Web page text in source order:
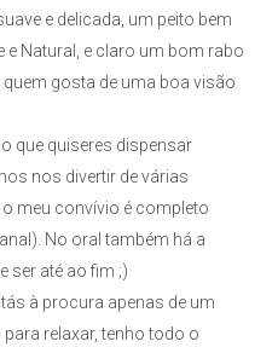
e delicada, um peito bem
e Natural, e claro um bom rabo
quem gosta de uma boa visão
que quiseres dispensar
nos divertir de várias
meu convívio é completo
No oral também há a
ser até ao fim ;)
à procura apenas de um
relaxar, tenho todo o